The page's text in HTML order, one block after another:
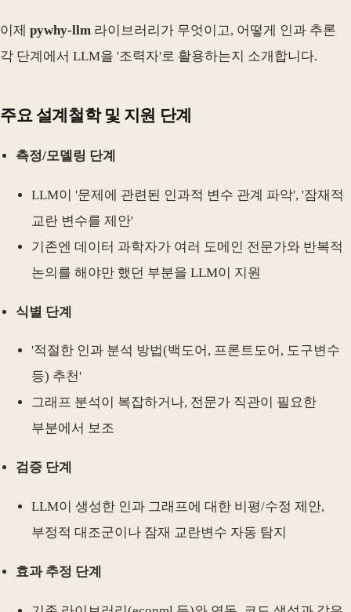
이제 pywhy-llm 라이브러리가 무엇이고, 어떻게 인과 추론
각 단계에서 LLM을 '조력자'로 활용하는지 소개합니다.
주요 설계철학 및 지원 단계
측정/모델링 단계
LLM이 '문제에 관련된 인과적 변수 관계 파악', '잠재적
교란 변수를 제안'
기존엔 데이터 과학자가 여러 도메인 전문가와 반복적
논의를 해야만 했던 부분을 LLM이 지원
식별 단계
'적절한 인과 분석 방법(백도어, 프론트도어, 도구변수
등) 추천'
그래프 분석이 복잡하거나, 전문가 직관이 필요한
부분에서 보조
검증 단계
LLM이 생성한 인과 그래프에 대한 비평/수정 제안,
부정적 대조군이나 잠재 교란변수 자동 탐지
효과 추정 단계